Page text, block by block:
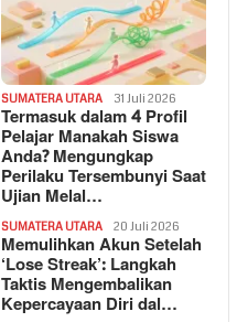
SUMATERA UTARA 31 Juli 2026
Termasuk dalam 4 Profil
Pelajar Manakah Siswa
Anda? Mengungkap
Perilaku Tersembunyi Saat
Ujian Melal…
SUMATERA UTARA 20 Juli 2026
Memulihkan Akun Setelah
‘Lose Streak’: Langkah
Taktis Mengembalikan
Kepercayaan Diri dal…